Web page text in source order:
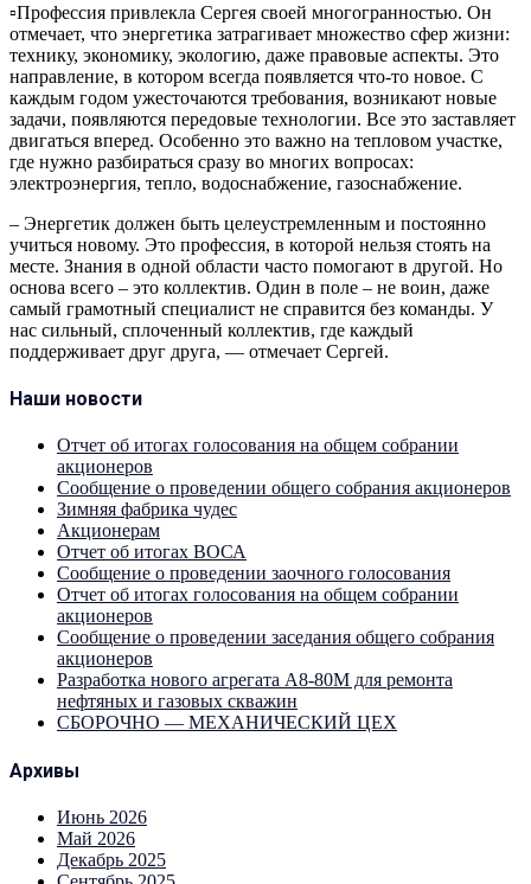
▫Профессия привлекла Сергея своей многогранностью. Он
отмечает, что энергетика затрагивает множество сфер жизни:
технику, экономику, экологию, даже правовые аспекты. Это
направление, в котором всегда появляется что-то новое. С
каждым годом ужесточаются требования, возникают новые
задачи, появляются передовые технологии. Все это заставляет
двигаться вперед. Особенно это важно на тепловом участке,
где нужно разбираться сразу во многих вопросах:
электроэнергия, тепло, водоснабжение, газоснабжение.
– Энергетик должен быть целеустремленным и постоянно
учиться новому. Это профессия, в которой нельзя стоять на
месте. Знания в одной области часто помогают в другой. Но
основа всего – это коллектив. Один в поле – не воин, даже
самый грамотный специалист не справится без команды. У
нас сильный, сплоченный коллектив, где каждый
поддерживает друг друга, — отмечает Сергей.
Наши новости
Отчет об итогах голосования на общем собрании
акционеров
Сообщение о проведении общего собрания акционеров
Зимняя фабрика чудес
Акционерам
Отчет об итогах ВОСА
Сообщение о проведении заочного голосования
Отчет об итогах голосования на общем собрании
акционеров
Сообщение о проведении заседания общего собрания
акционеров
Разработка нового агрегата А8-80М для ремонта
нефтяных и газовых скважин
СБОРОЧНО — МЕХАНИЧЕСКИЙ ЦЕХ
Архивы
Июнь 2026
Май 2026
Декабрь 2025